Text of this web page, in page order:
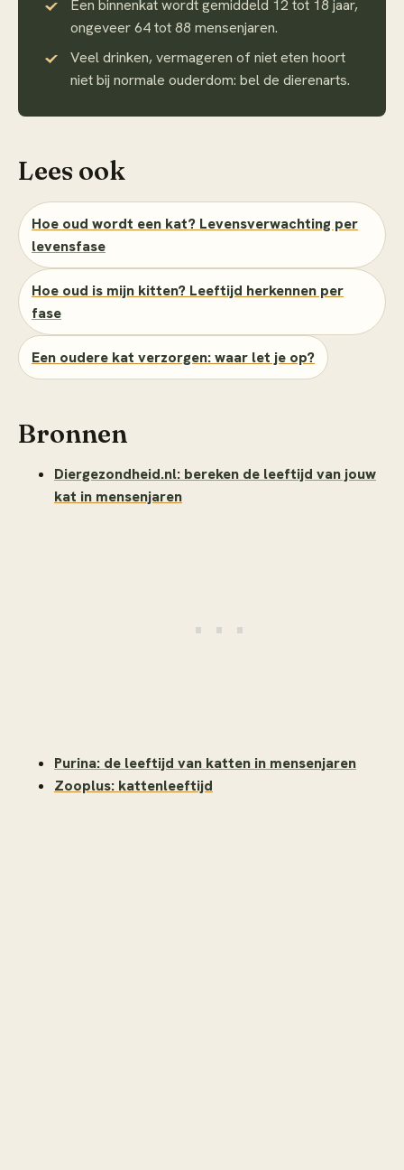
Een binnenkat wordt gemiddeld 12 tot 18 jaar,
ongeveer 64 tot 88 mensenjaren.
Veel drinken, vermageren of niet eten hoort
niet bij normale ouderdom: bel de dierenarts.
Lees ook
Hoe oud wordt een kat? Levensverwachting per
levensfase
Hoe oud is mijn kitten? Leeftijd herkennen per
fase
Een oudere kat verzorgen: waar let je op?
Bronnen
Diergezondheid.nl: bereken de leeftijd van jouw
kat in mensenjaren
Purina: de leeftijd van katten in mensenjaren
Zooplus: kattenleeftijd